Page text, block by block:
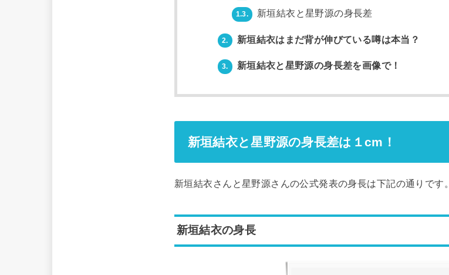
1.3. 新垣結衣と星野源の身長差
2. 新垣結衣はまだ背が伸びている噂は本当？
3. 新垣結衣と星野源の身長差を画像で！
新垣結衣と星野源の身長差は１cm！
新垣結衣さんと星野源さんの公式発表の身長は下記の通りです。
新垣結衣の身長